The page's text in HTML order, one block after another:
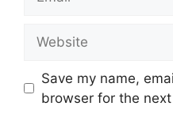
Save my name,
browser for the